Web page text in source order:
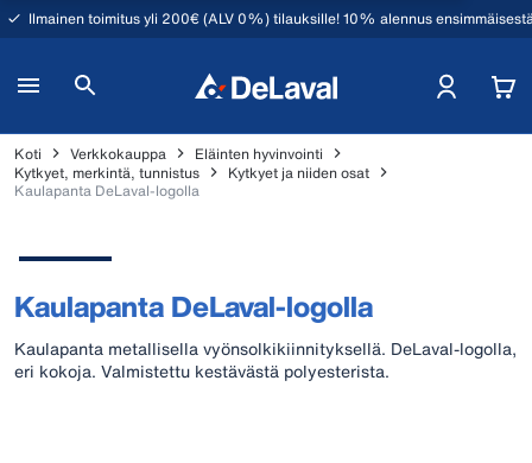
Ilmainen toimitus yli 200€ (ALV 0%) tilauksille! 10% alennus
Koti Verkkokauppa
Eläinten hyvinvointi
Kytkyet, merkintä, tunnistus
Kytkyet ja niiden osat
Kaulapanta DeLaval-logolla
Kaulapanta DeLaval-logolla
Kaulapanta metallisella vyönsolkikiinnityksellä. DeLaval-logolla,
eri kokoja. Valmistettu kestävästä polyesterista.